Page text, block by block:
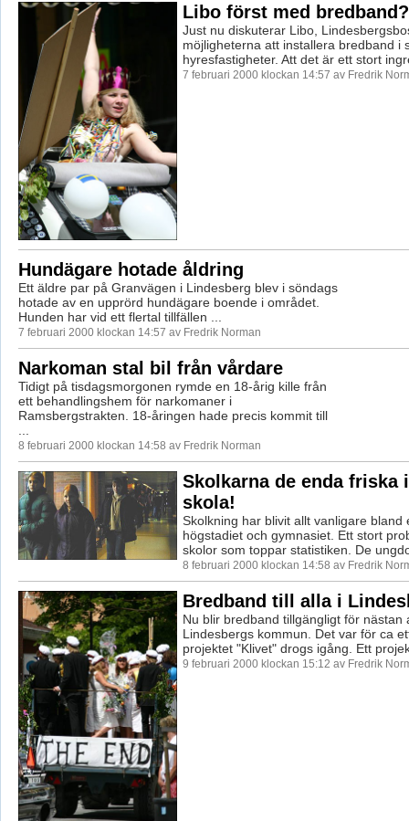
Libo först med bredband?
Just nu diskuterar Libo,
möjligheterna att installera bredband i
hyresfastigheter. Att det är ett stort
7 februari 2000 klockan 14:57 av Fredrik
Hundägare hotade åldring
Ett äldre par på Granvägen i Lindesberg blev i söndags
hotade av en upprörd hundägare boende i området.
Hunden har vid ett flertal tillfällen ...
7 februari 2000 klockan 14:57 av Fredrik Norman
Narkoman stal bil från vårdare
Tidigt på tisdagsmorgonen rymde en 18-årig kille från
ett behandlingshem för narkomaner i
Ramsbergstrakten. 18-åringen hade precis kommit till
8 februari 2000 klockan 14:58 av Fredrik Norman
Skolkarna de enda friska
skola!
Skolkning har blivit allt vanligare bland
högstadiet och gymnasiet. Ett stort
skolor som toppar statistiken. De
8 februari 2000 klockan 14:58 av Fredrik
Bredband till alla i
Nu blir bredband tillgängligt för nästan
Lindesbergs kommun. Det var för ca
projektet "Klivet" drogs igång. Ett
9 februari 2000 klockan 15:12 av Fredrik